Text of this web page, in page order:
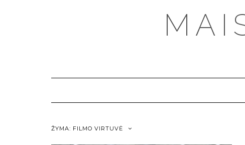
ŽYMA: FILMO VIRTUVĖ